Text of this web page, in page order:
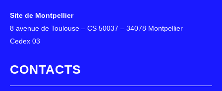
Site de Montpellier
8 avenue de Toulouse – CS 50037 – 34078 Montpellier
Cedex 03
CONTACTS